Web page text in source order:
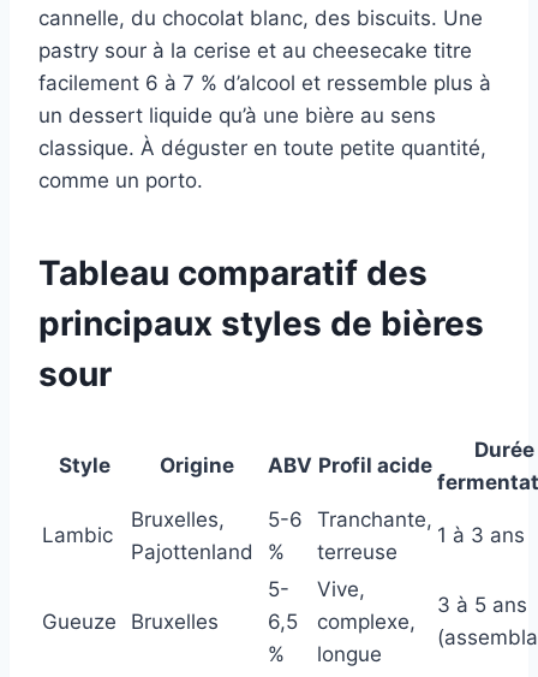
cannelle, du chocolat blanc, des biscuits. Une
pastry sour à la cerise et au cheesecake titre
facilement 6 à 7 % d’alcool et ressemble plus à
un dessert liquide qu’à une bière au sens
classique. À déguster en toute petite quantité,
comme un porto.
Tableau comparatif des
principaux styles de bières
sour
Style Origine ABV Profil acide
Durée
Lambic
Bruxelles,
Pajottenland
5-6
%
Tranchante,
terreuse
1 à 3 ans
Gueuze Bruxelles
5-
6,5
%
Vive,
complexe,
longue
3 à 5 ans